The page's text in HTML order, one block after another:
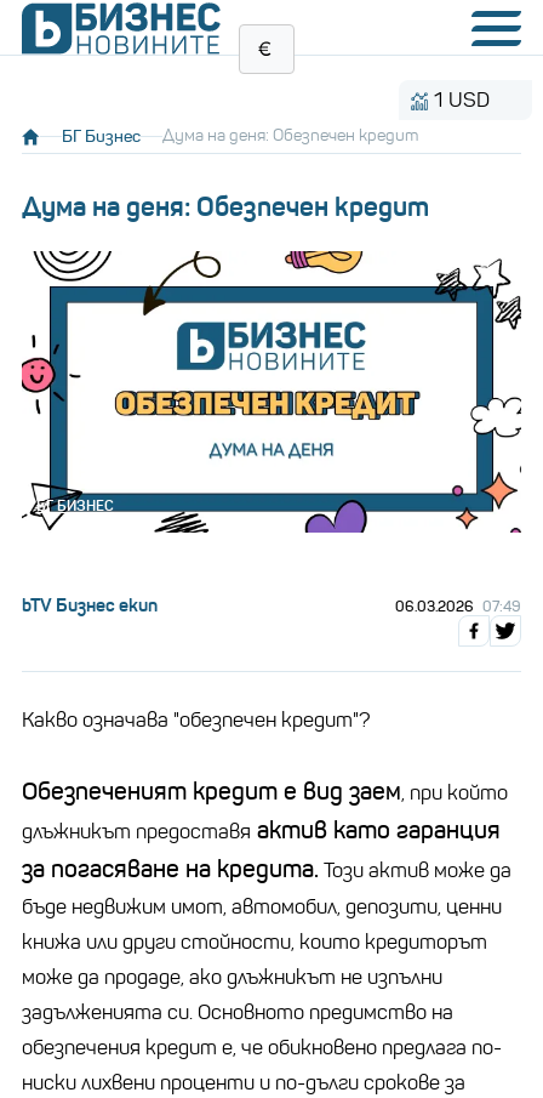
1 USD
БГ Бизнес Дума на деня: Обезпечен кредит
Дума на деня: Обезпечен кредит
БГ БИЗНЕС
bTV Бизнес екип 06.03.2026 07:49
Какво означава "обезпечен кредит"?
Обезпеченият кредит е вид заем, при който
длъжникът предоставя актив като гаранция
за погасяване на кредита. Този актив може да
бъде недвижим имот, автомобил, депозити, ценни
книжа или други стойности, които кредиторът
може да продаде, ако длъжникът не изпълни
задълженията си. Основното предимство на
обезпечения кредит е, че обикновено предлага по-
ниски лихвени проценти и по-дълги срокове за